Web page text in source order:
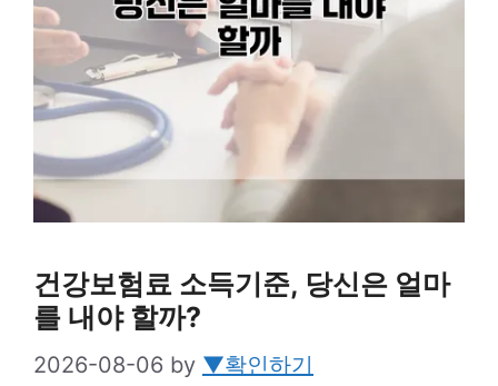
건강보험료 소득기준, 당신은 얼마
를 내야 할까?
2026-08-06 by ▼확인하기